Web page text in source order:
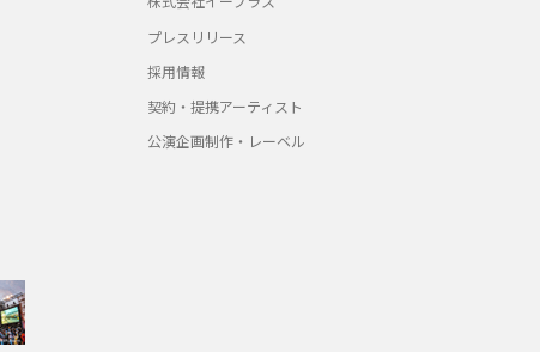
プレスリリース
採用情報
契約・提携アーティスト
公演企画制作・レーベル